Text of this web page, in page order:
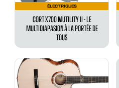
ÉLECTRIQUES
CORT X700 MUTILITY II - LE
MULTIDIAPASION À LA PORTÉE DE
TOUS